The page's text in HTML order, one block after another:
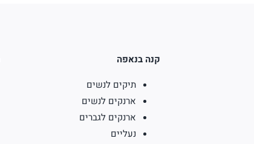
קנה בנאפה
תיקים לנשים
ארנקים לנשים
ארנקים לגברים
נעליים